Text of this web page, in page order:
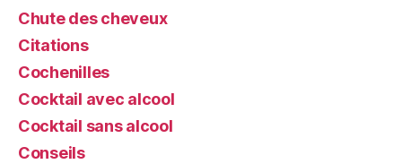
Chute des cheveux
Citations
Cochenilles
Cocktail avec alcool
Cocktail sans alcool
Conseils